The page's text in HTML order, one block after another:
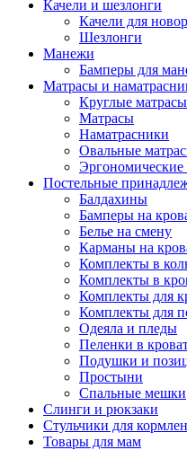
Качели и шезлонги
Качели для
Шезлонги
Манежи
Бамперы для
Матрасы и
Круглые матрасы
Матрасы
Наматрасники
Овальные
Эргономические
Постельные
Балдахины
Бамперы на
Белье на смену
Карманы на
Комплекты в
Комплекты в
Комплекты для
Комплекты для
Одеяла и пледы
Пеленки в
Подушки и
Простыни
Спальные мешки
Слинги и рюкзаки
Стульчики для
Товары для мам